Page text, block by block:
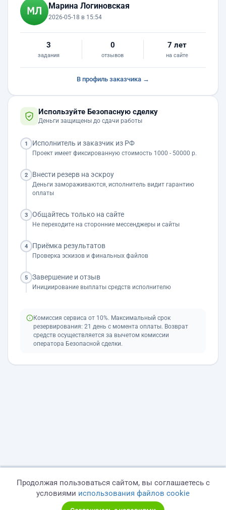
Марина Логиновская
2026-05-18 в 15:54
3
задания
0
отзывов
7 лет
на сайте
В профиль заказчика →
Используйте Безопасную сделку
Деньги защищены до сдачи работы
1 Исполнитель и заказчик из РФ
Проект имеет фиксированную стоимость 1000 - 50000 р.
2 Внести резерв на эскроу
Деньги замораживаются, исполнитель видит гарантию
оплаты
3 Общайтесь только на сайте
Не переходите на сторонние мессенджеры и сайты
4 Приёмка результатов
Проверка эскизов и финальных файлов
5 Завершение и отзыв
Инициирование выплаты средств исполнителю
Комиссия сервиса от 10%. Максимальный срок
резервирования: 21 день с момента оплаты. Возврат
средств осуществляется за вычетом комиссии
оператора Безопасной сделки.
Продолжая пользоваться сайтом, вы соглашаетесь с
условиями использования файлов cookie